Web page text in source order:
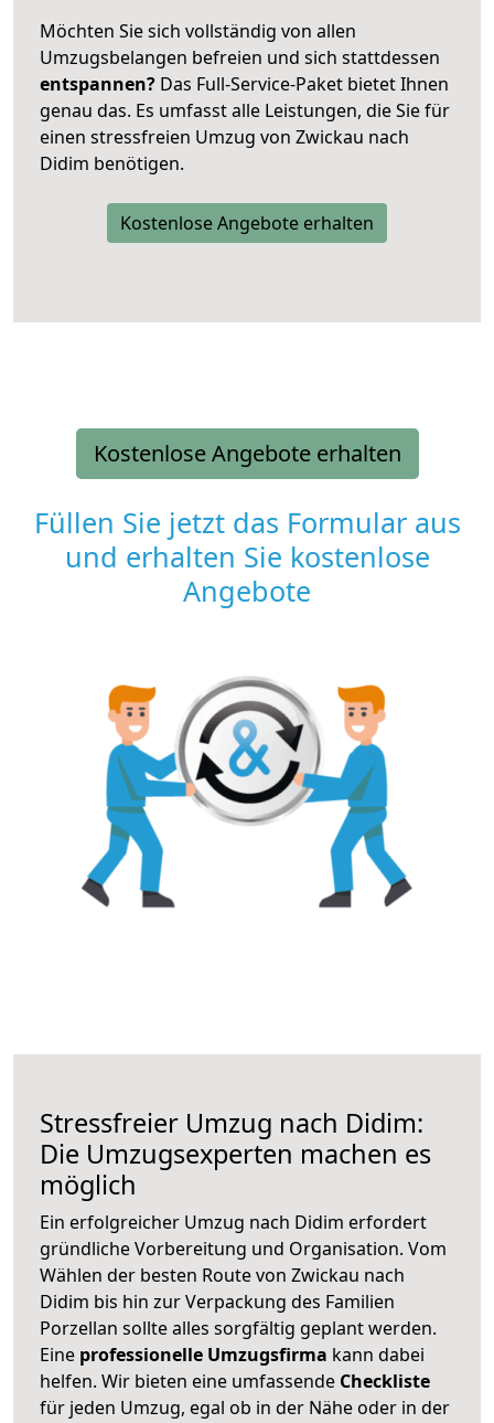
Möchten Sie sich vollständig von allen
Umzugsbelangen befreien und sich stattdessen
entspannen? Das Full-Service-Paket bietet Ihnen
genau das. Es umfasst alle Leistungen, die Sie für
einen stressfreien Umzug von Zwickau nach
Didim benötigen.
Kostenlose Angebote erhalten
Kostenlose Angebote erhalten
Füllen Sie jetzt das Formular aus
und erhalten Sie kostenlose
Angebote
Stressfreier Umzug nach Didim:
Die Umzugsexperten machen es
möglich
Ein erfolgreicher Umzug nach Didim erfordert
gründliche Vorbereitung und Organisation. Vom
Wählen der besten Route von Zwickau nach
Didim bis hin zur Verpackung des Familien
Porzellan sollte alles sorgfältig geplant werden.
Eine professionelle Umzugsfirma kann dabei
helfen. Wir bieten eine umfassende Checkliste
für jeden Umzug, egal ob in der Nähe oder in der